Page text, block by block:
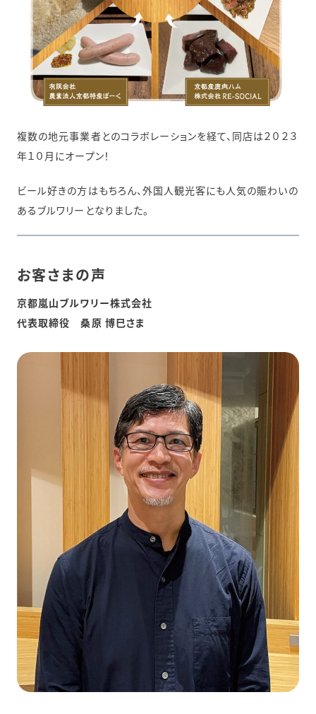
複数の地元事業者とのコラボレーションを経て、同店は２０２３
年１０月にオープン！
ビール好きの方はもちろん、外国人観光客にも人気の賑わいの
あるブルワリーとなりました。
お客さまの声
京都嵐山ブルワリー株式会社
代表取締役 桑原 博巳さま